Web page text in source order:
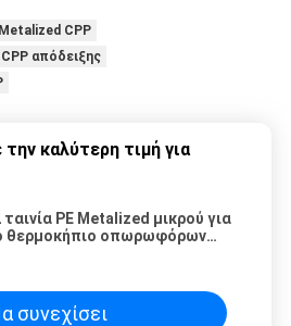
CPP
απόδειξης
καλύτερη τιμή για
ταινία PE Metalized μικρού για
θερμοκήπιο οπωρωφόρων
συνεχίσει